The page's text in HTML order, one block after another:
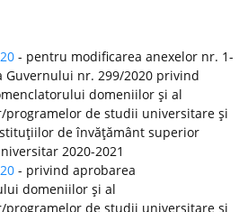
- pentru modificarea anexelor nr. 1-
Guvernului nr. 299/2020 privind
domeniilor şi al
programelor de studii universitare şi
de învăţământ superior
2020-2021
- privind aprobarea
domeniilor şi al
programelor de studii universitare şi